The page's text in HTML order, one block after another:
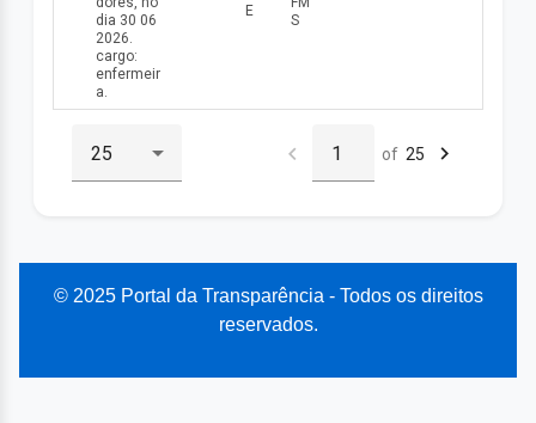
dia 30 06
2026.
cargo:
enfermeir
a.
E
S
of 25
© 2025 Portal da Transparência - Todos os direitos
reservados.